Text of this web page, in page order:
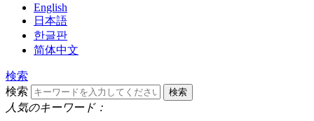
English
日本語
한글판
简体中文
検索
検索
人気のキーワード：